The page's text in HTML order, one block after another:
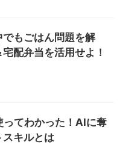
もごはん問題を解
配弁当を活用せよ！
てわかった！AIに奪
キルとは